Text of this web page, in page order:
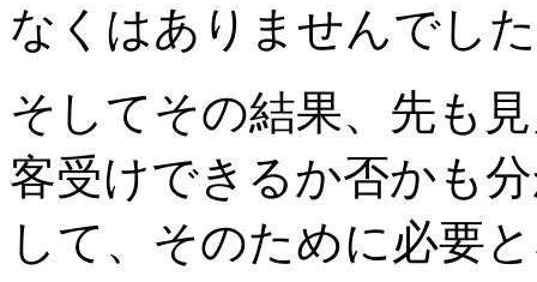
なくはありませんでし
そしてその結果、先も
客受けできるか否かも
して、そのために必要